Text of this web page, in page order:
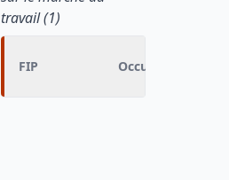
travail (1)
FIP Occupation (N-1)